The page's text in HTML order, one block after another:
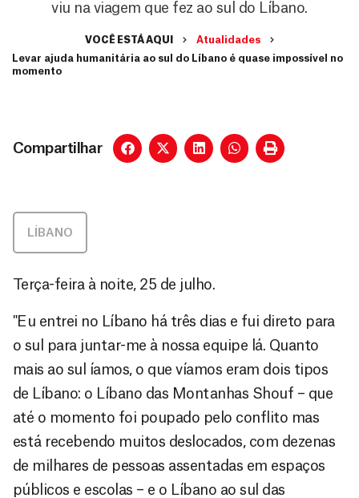
viu na viagem que fez ao sul do Líbano.
VOCÊ ESTÁ AQUI
Atualidades
Levar ajuda humanitária ao sul do Líbano é quase impossível no
momento
Compartilhar
LÍBANO
Terça-feira à noite, 25 de julho.
"Eu entrei no Líbano há três dias e fui direto para
o sul para juntar-me à nossa equipe lá. Quanto
mais ao sul íamos, o que víamos eram dois tipos
de Líbano: o Líbano das Montanhas Shouf – que
até o momento foi poupado pelo conflito mas
está recebendo muitos deslocados, com dezenas
de milhares de pessoas assentadas em espaços
públicos e escolas – e o Líbano ao sul das